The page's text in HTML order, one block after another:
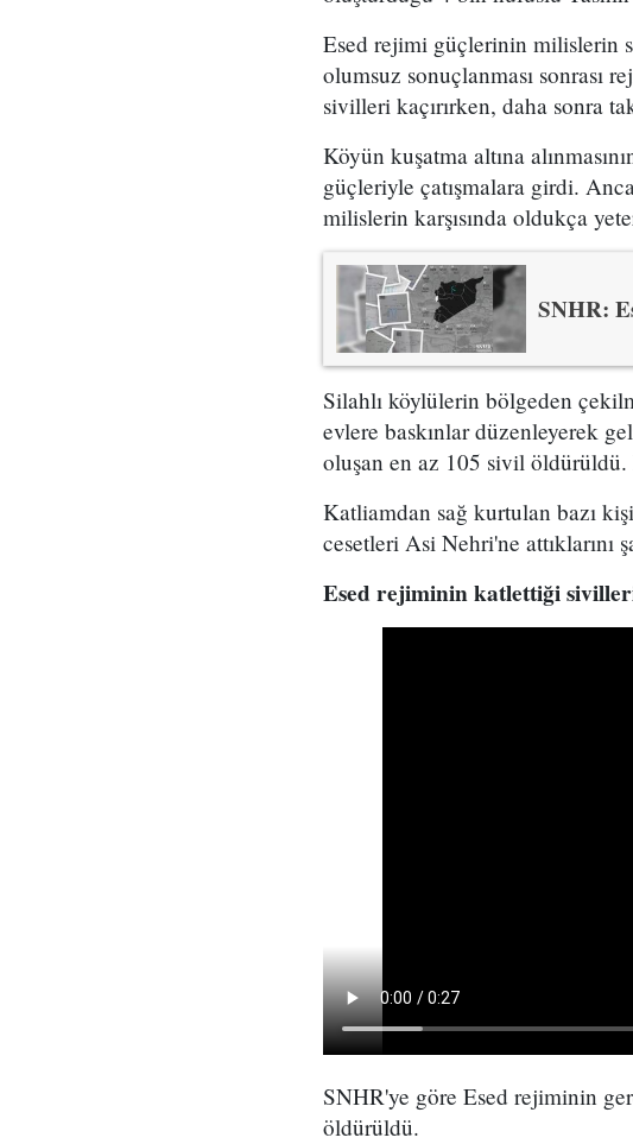
Esed rejimi güçlerinin milislerin
olumsuz sonuçlanması sonrası
sivilleri kaçırırken, daha sonra
Köyün kuşatma altına
güçleriyle çatışmalara girdi.
milislerin karşısında oldukça
SNHR:
Silahlı köylülerin bölgeden
evlere baskınlar düzenleyerek
oluşan en az 105 sivil
Katliamdan sağ kurtulan bazı
cesetleri Asi Nehri'ne attıklarını
Esed rejiminin katlettiği
SNHR'ye göre Esed rejiminin
öldürüldü.